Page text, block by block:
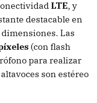
LTE, y
destacable en
Las
(con flash
para realizar
son estéreo